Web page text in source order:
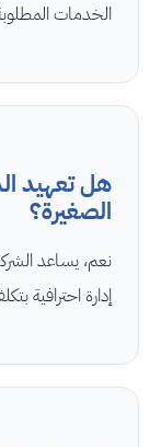
الخدمات
هل تعهيد
الصغيرة؟
نعم، يساعد
إدارة احترافية